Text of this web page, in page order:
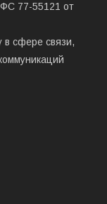
77-55121 от
сфере связи,